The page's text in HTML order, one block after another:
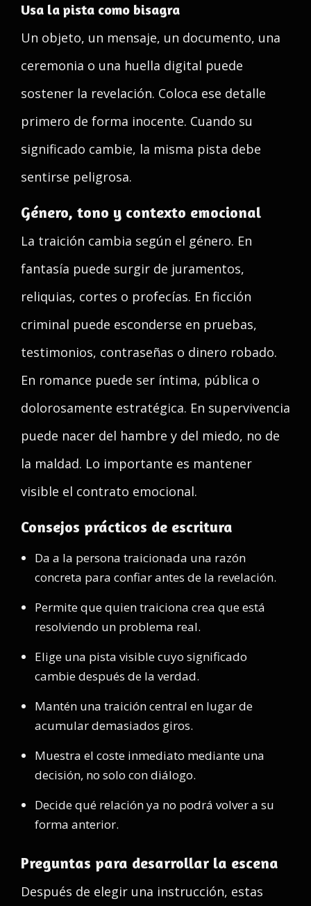
Usa la pista como bisagra
Un objeto, un mensaje, un documento, una
ceremonia o una huella digital puede
sostener la revelación. Coloca ese detalle
primero de forma inocente. Cuando su
significado cambie, la misma pista debe
sentirse peligrosa.
Género, tono y contexto emocional
La traición cambia según el género. En
fantasía puede surgir de juramentos,
reliquias, cortes o profecías. En ficción
criminal puede esconderse en pruebas,
testimonios, contraseñas o dinero robado.
En romance puede ser íntima, pública o
dolorosamente estratégica. En supervivencia
puede nacer del hambre y del miedo, no de
la maldad. Lo importante es mantener
visible el contrato emocional.
Consejos prácticos de escritura
Da a la persona traicionada una razón
concreta para confiar antes de la revelación.
Permite que quien traiciona crea que está
resolviendo un problema real.
Elige una pista visible cuyo significado
cambie después de la verdad.
Mantén una traición central en lugar de
acumular demasiados giros.
Muestra el coste inmediato mediante una
decisión, no solo con diálogo.
Decide qué relación ya no podrá volver a su
forma anterior.
Preguntas para desarrollar la escena
Después de elegir una instrucción, estas